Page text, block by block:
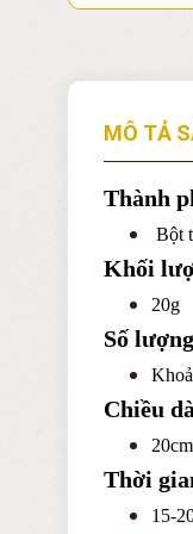
MÔ TẢ
Thành
Bột
Khối
20g
Số
Chiều
20cm
Thời
15-